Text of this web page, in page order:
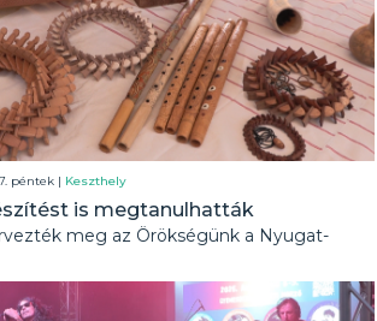
péntek | Keszthely
is megtanulhatták
meg az Örökségünk a Nyugat-